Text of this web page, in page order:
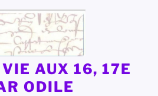
AUX 16, 17E
ODILE